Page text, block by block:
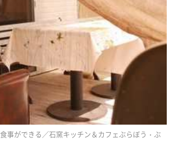
事ができる／石窯キッチン＆カフェぶらぼう・ぶ